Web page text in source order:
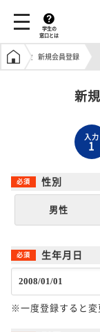
学生の
窓口とは
学生の窓口トップ
新規会員登録
新
入力
1
性別
男性
生年月日
※一度登録すると変